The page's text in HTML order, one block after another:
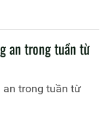
an trong tuần từ
an trong tuần từ